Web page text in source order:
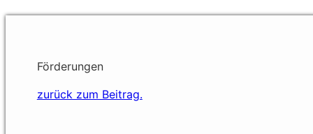
Förderungen
zurück zum Beitrag.